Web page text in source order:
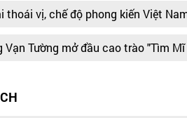
vị, chế độ phong kiến Việt
Tường mở đầu cao trào "Tìm